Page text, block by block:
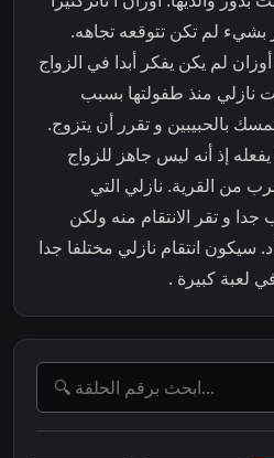
بشيء لم تكن تتوقعه تجاهه.
لم يكن يفكر أبدا في الزواج
نازلي منذ طفولتها بسبب
بالحبيبين و تقرر أن يتزوج.
إذ أنه ليس جاهز للزواج
من القرية. نازلي التي
و تقر الانتقام منه ولكن
سيكون انتقام نازلي مختلفا جدا
لعبة كبيرة .